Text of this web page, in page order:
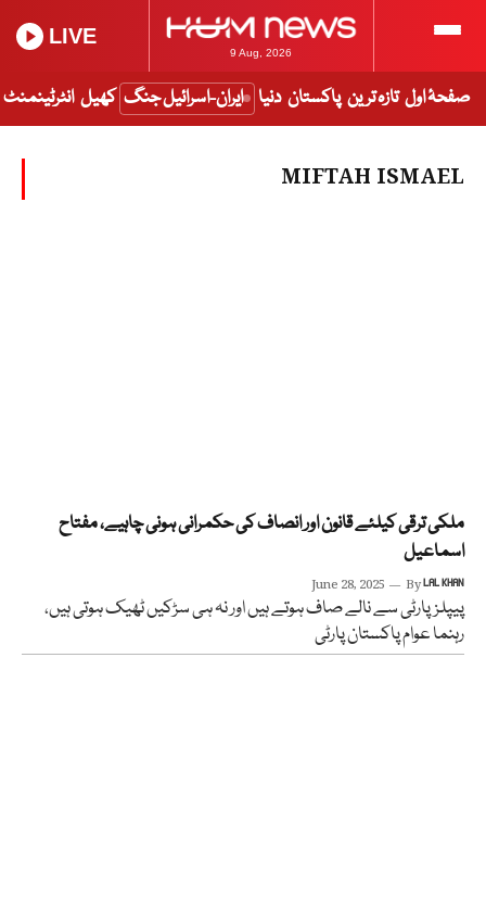
9 Aug, 2026
LIVE
صفحۂ اول تازہ ترین پاکستان دنیا ایران-اسرائیل جنگ کھیل انٹرٹینمنٹ
MIFTAH ISMAEL
ملکی ترقی کیلئے قانون اور انصاف کی حکمرانی ہونی چاہیے، مفتاح
اسماعیل
June 28, 2025 ByLAL KHAN
پیپلزپارٹی سے نالے صاف ہوتے ہیں اور نہ ہی سڑکیں ٹھیک ہوتی ہیں،
رہنما عوام پاکستان پارٹی